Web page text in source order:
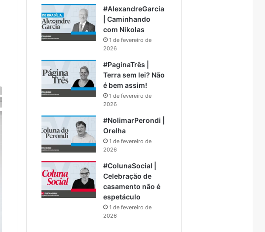
#AlexandreGarcia
| Caminhando
com Nikolas
1 de fevereiro de
2026
#PaginaTrês |
Terra sem lei? Não
é bem assim!
1 de fevereiro de
2026
#NolimarPerondi |
Orelha
1 de fevereiro de
2026
#ColunaSocial |
Celebração de
casamento não é
espetáculo
1 de fevereiro de
2026